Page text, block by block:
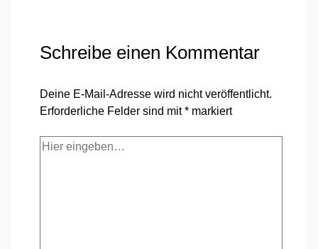
Schreibe einen Kommentar
Deine E-Mail-Adresse wird nicht veröffentlicht.
Erforderliche Felder sind mit* markiert
Hier